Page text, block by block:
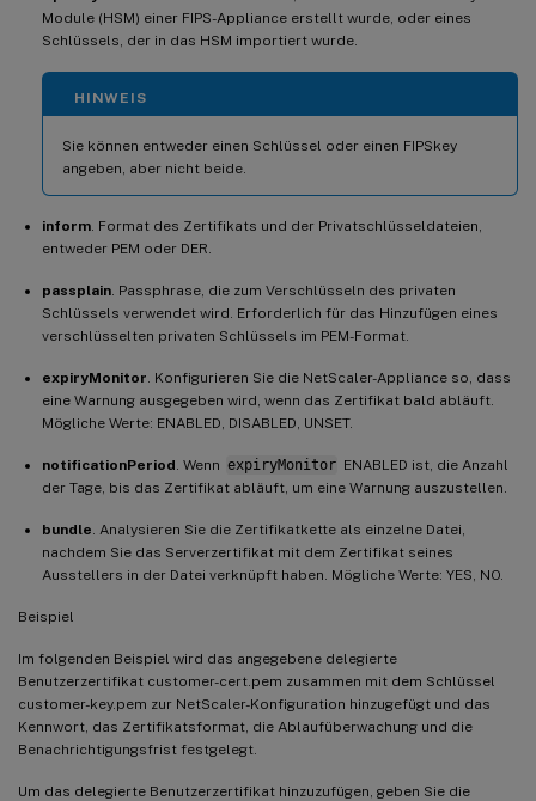
Module (HSM) einer FIPS-Appliance erstellt wurde, oder eines
Schlüssels, der in das HSM importiert wurde.
HINWEIS
Sie können entweder einen Schlüssel oder einen FIPSkey
angeben, aber nicht beide.
inform . Format des Zertifikats und der Privatschlüsseldateien,
entweder PEM oder DER.
passplain . Passphrase, die zum Verschlüsseln des privaten
Schlüssels verwendet wird. Erforderlich für das Hinzufügen eines
verschlüsselten privaten Schlüssels im PEM-Format.
expiryMonitor . Konfigurieren Sie die NetScaler-Appliance so, dass
eine Warnung ausgegeben wird, wenn das Zertifikat bald abläuft.
Mögliche Werte: ENABLED, DISABLED, UNSET.
notificationPeriod . Wenn expiryMonitor ENABLED ist, die Anzahl
der Tage, bis das Zertifikat abläuft, um eine Warnung auszustellen.
bundle . Analysieren Sie die Zertifikatkette als einzelne Datei,
nachdem Sie das Serverzertifikat mit dem Zertifikat seines
Ausstellers in der Datei verknüpft haben. Mögliche Werte: YES, NO.
Beispiel
Im folgenden Beispiel wird das angegebene delegierte
Benutzerzertifikat customer-cert.pem zusammen mit dem Schlüssel
customer-key.pem zur NetScaler-Konfiguration hinzugefügt und das
Kennwort, das Zertifikatsformat, die Ablaufüberwachung und die
Benachrichtigungsfrist festgelegt.
Um das delegierte Benutzerzertifikat hinzuzufügen, geben Sie die